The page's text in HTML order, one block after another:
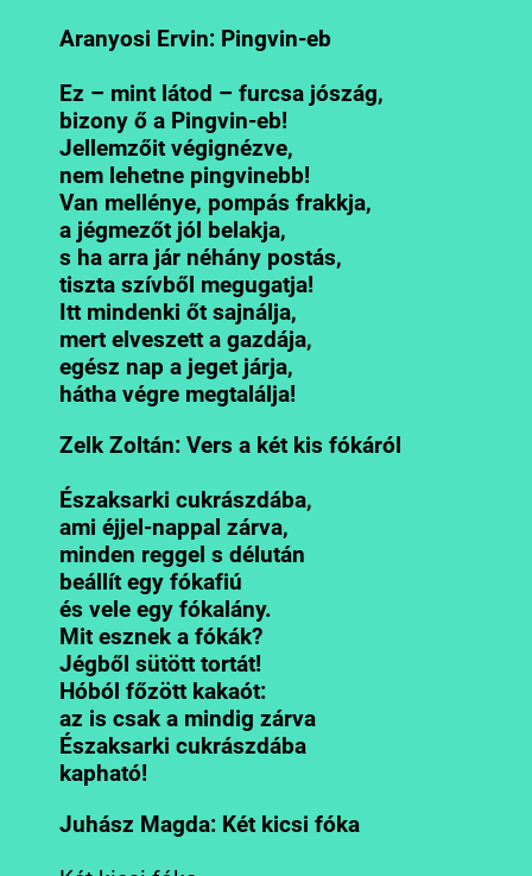
Aranyosi Ervin: Pingvin-eb
Ez – mint látod – furcsa jószág,
bizony ő a Pingvin-eb!
Jellemzőit végignézve,
nem lehetne pingvinebb!
Van mellénye, pompás frakkja,
a jégmezőt jól belakja,
s ha arra jár néhány postás,
tiszta szívből megugatja!
Itt mindenki őt sajnálja,
mert elveszett a gazdája,
egész nap a jeget járja,
hátha végre megtalálja!
Zelk Zoltán: Vers a két kis fókáról
Északsarki cukrászdába,
ami éjjel-nappal zárva,
minden reggel s délután
beállít egy fókafiú
és vele egy fókalány.
Mit esznek a fókák?
Jégből sütött tortát!
Hóból főzött kakaót:
az is csak a mindig zárva
Északsarki cukrászdába
kapható!
Juhász Magda: Két kicsi fóka